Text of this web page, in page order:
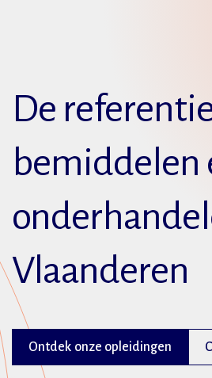
De
bemiddelen
Vlaanderen
Ontdek onze opleidingen